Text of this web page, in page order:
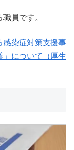
員です。
感染症対策支援事
」について（厚生